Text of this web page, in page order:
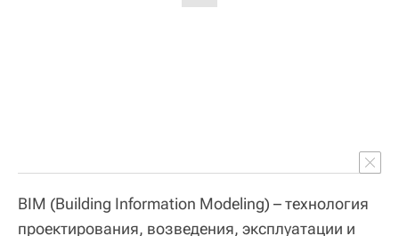
BIM (Building Information Modeling) – технология
проектирования, возведения, эксплуатации и